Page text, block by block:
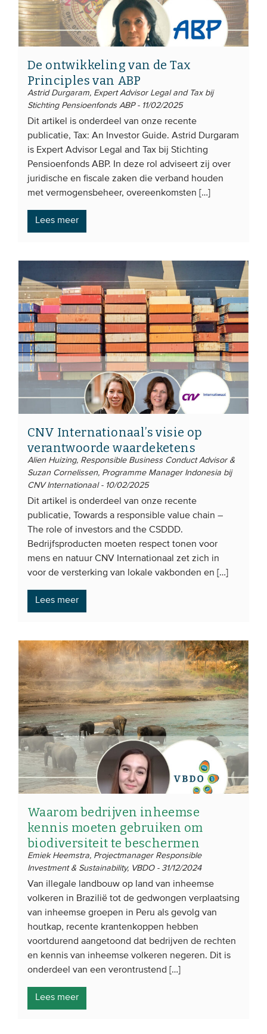
De ontwikkeling van de Tax
Principles van ABP
Astrid Durgaram, Expert Advisor Legal and Tax bij
Stichting Pensioenfonds ABP - 11/02/2025
Dit artikel is onderdeel van onze recente
publicatie, Tax: An Investor Guide. Astrid Durgaram
is Expert Advisor Legal and Tax bij Stichting
Pensioenfonds ABP. In deze rol adviseert zij over
juridische en fiscale zaken die verband houden
met vermogensbeheer, overeenkomsten […]
Lees meer
CNV Internationaal’s visie op
verantwoorde waardeketens
Alien Huizing, Responsible Business Conduct Advisor &
Suzan Cornelissen, Programme Manager Indonesia bij
CNV Internationaal - 10/02/2025
Dit artikel is onderdeel van onze recente
publicatie, Towards a responsible value chain –
The role of investors and the CSDDD.
Bedrijfsproducten moeten respect tonen voor
mens en natuur CNV Internationaal zet zich in
voor de versterking van lokale vakbonden en […]
Lees meer
Waarom bedrijven inheemse
kennis moeten gebruiken om
biodiversiteit te beschermen
Emiek Heemstra, Projectmanager Responsible
Investment & Sustainability, VBDO - 31/12/2024
Van illegale landbouw op land van inheemse
volkeren in Brazilië tot de gedwongen verplaatsing
van inheemse groepen in Peru als gevolg van
houtkap, recente krantenkoppen hebben
voortdurend aangetoond dat bedrijven de rechten
en kennis van inheemse volkeren negeren. Dit is
onderdeel van een verontrustend […]
Lees meer